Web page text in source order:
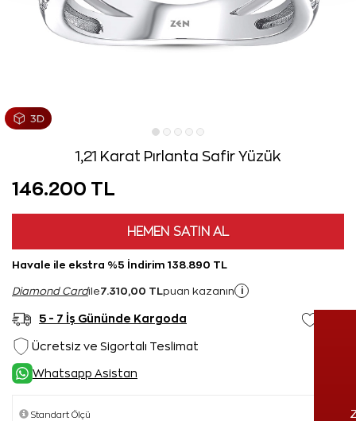
1,21 Karat Pırlanta Safir Yüzük
146.200 TL
HEMEN SATIN AL
Havale ile ekstra %5 İndirim 138.890 TL
Diamond Cardile7.310,00 TL puan kazanın i
5 - 7 İş Gününde Kargoda
Ücretsiz ve Sigortalı Teslimat
Whatsapp Asistan